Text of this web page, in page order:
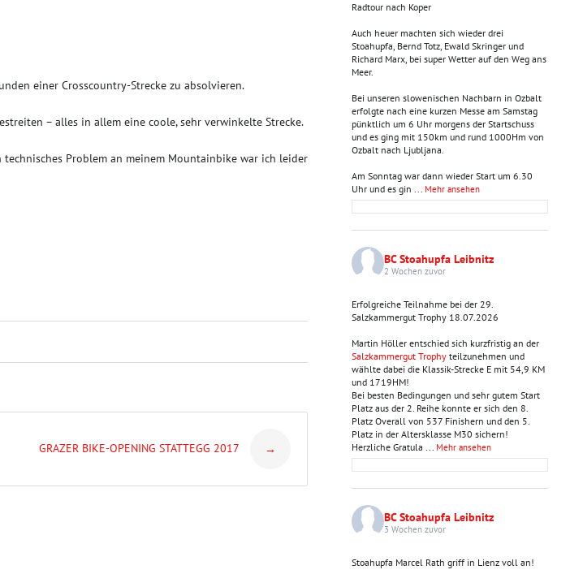
einer Crosscountry-Strecke zu absolvieren.
– alles in allem eine coole, sehr verwinkelte Strecke.
Problem an meinem Mountainbike war ich leider
GRAZER BIKE-OPENING STATTEGG 2017 →
Radtour nach Koper
Auch heuer machten sich wieder drei
Stoahupfa, Bernd Totz, Ewald Skringer und
Richard Marx, bei super Wetter auf den Weg ans
Meer.
Bei unseren slowenischen Nachbarn in Ozbalt
erfolgte nach eine kurzen Messe am Samstag
pünktlich um 6 Uhr morgens der Startschuss
und es ging mit 150km und rund 1000Hm von
Ozbalt nach Ljubljana.
Am Sonntag war dann wieder Start um 6.30
Uhr und es gin ... Mehr ansehen
BC Stoahupfa Leibnitz
2 Wochen zuvor
Erfolgreiche Teilnahme bei der 29.
Salzkammergut Trophy 18.07.2026
Martin Höller entschied sich kurzfristig an der
Salzkammergut Trophy teilzunehmen und
wählte dabei die Klassik-Strecke E mit 54,9 KM
und 1719HM!
Bei besten Bedingungen und sehr gutem Start
Platz aus der 2. Reihe konnte er sich den 8.
Platz Overall von 537 Finishern und den 5.
Platz in der Altersklasse M30 sichern!
Herzliche Gratula ... Mehr ansehen
BC Stoahupfa Leibnitz
3 Wochen zuvor
Stoahupfa Marcel Rath griff in Lienz voll an!